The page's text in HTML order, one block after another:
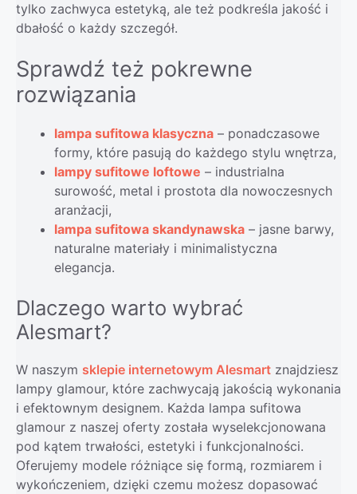
tylko zachwyca estetyką, ale też podkreśla jakość i
dbałość o każdy szczegół.
Sprawdź też pokrewne
rozwiązania
lampa sufitowa klasyczna – ponadczasowe
formy, które pasują do każdego stylu wnętrza,
lampy sufitowe loftowe – industrialna
surowość, metal i prostota dla nowoczesnych
aranżacji,
lampa sufitowa skandynawska – jasne barwy,
naturalne materiały i minimalistyczna
elegancja.
Dlaczego warto wybrać
Alesmart?
W naszym sklepie internetowym Alesmart znajdziesz
lampy glamour, które zachwycają jakością wykonania
i efektownym designem. Każda lampa sufitowa
glamour z naszej oferty została wyselekcjonowana
pod kątem trwałości, estetyki i funkcjonalności.
Oferujemy modele różniące się formą, rozmiarem i
wykończeniem, dzięki czemu możesz dopasować